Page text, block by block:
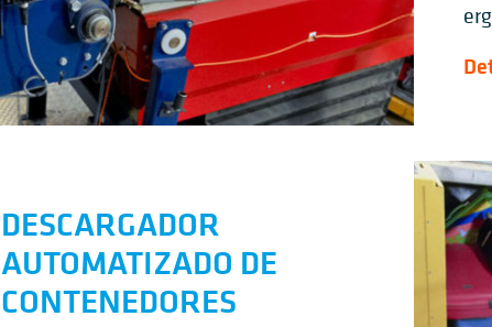
DESCARGADOR
AUTOMATIZADO DE
CONTENEDORES